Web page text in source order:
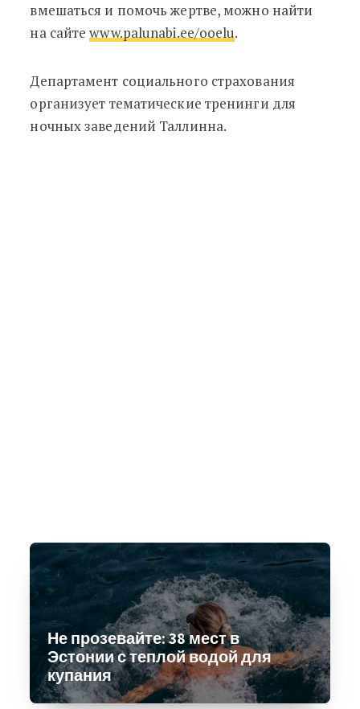
вмешаться и помочь жертве, можно найти
на сайтеwww.palunabi.ee/ooelu.
Департамент социального страхования
организует тематические тренинги для
ночных заведений Таллинна.
Не прозевайте: 38 мест в
Эстонии с теплой водой для
купания